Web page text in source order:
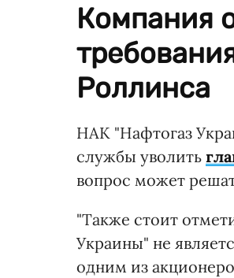
Компания
Роллинса
НАК "Нафтогаз
службы уволить
вопрос может
"Также стоит
Украины" не
одним из